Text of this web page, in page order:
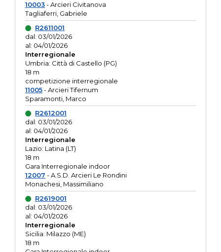
10003- Arcieri Civitanova
Tagliaferri, Gabriele
R2611001
dal: 03/01/2026
al: 04/01/2026
Interregionale
Umbria: Città di Castello (PG)
18 m
competizione interregionale
11005- Arcieri Tifernum
Sparamonti, Marco
R2612001
dal: 03/01/2026
al: 04/01/2026
Interregionale
Lazio: Latina (LT)
18 m
Gara Interregionale indoor
12007 - A.S.D. Arcieri Le Rondini
Monachesi, Massimiliano
R2619001
dal: 03/01/2026
al: 04/01/2026
Interregionale
Sicilia: Milazzo (ME)
18 m